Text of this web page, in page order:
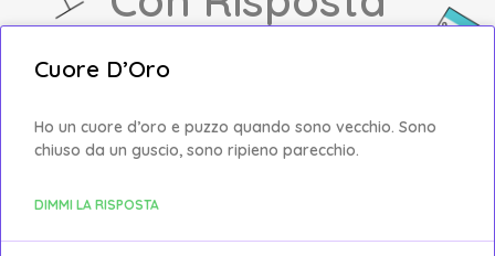
Cuore D’Oro
Ho un cuore d’oro e puzzo quando sono vecchio. Sono
chiuso da un guscio, sono ripieno parecchio.
DIMMI LA RISPOSTA